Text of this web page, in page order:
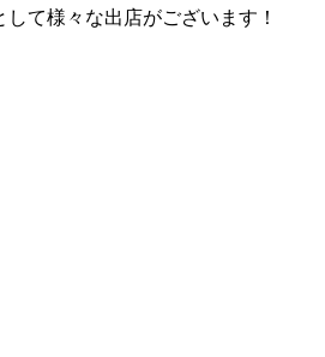
て様々な出店がございます！